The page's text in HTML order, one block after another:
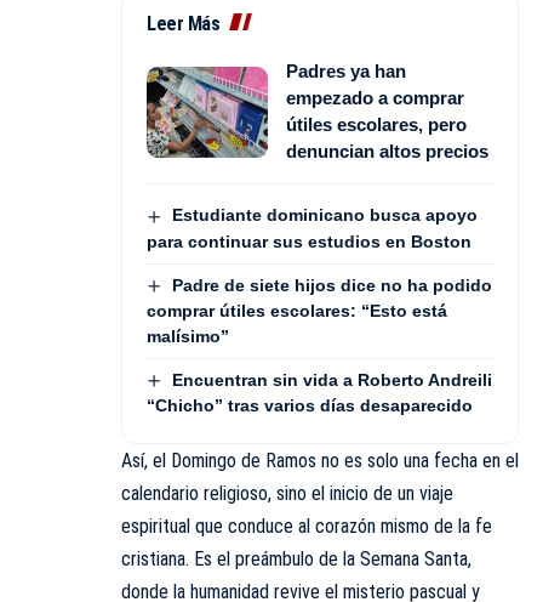
Leer Más
Padres ya han
empezado a comprar
útiles escolares, pero
denuncian altos precios
Estudiante dominicano busca apoyo
para continuar sus estudios en Boston
Padre de siete hijos dice no ha podido
comprar útiles escolares: “Esto está
malísimo”
Encuentran sin vida a Roberto Andreili
“Chicho” tras varios días desaparecido
Así, el Domingo de Ramos no es solo una fecha en el
calendario religioso, sino el inicio de un viaje
espiritual que conduce al corazón mismo de la fe
cristiana. Es el preámbulo de la Semana Santa,
donde la humanidad revive el misterio pascual y